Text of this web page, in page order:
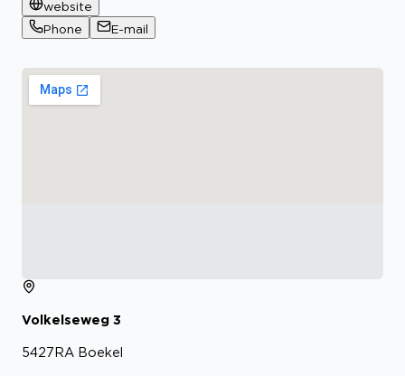
website
Phone
E-mail
Volkelseweg 3
5427RA Boekel